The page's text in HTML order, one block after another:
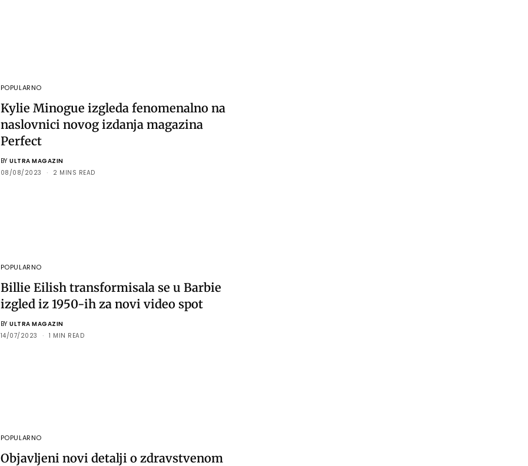
POPULARNO
Kylie Minogue izgleda fenomenalno na
naslovnici novog izdanja magazina
Perfect
BY ULTRA MAGAZIN
08/08/2023
2 MINS READ
POPULARNO
Billie Eilish transformisala se u Barbie
izgled iz 1950-ih za novi video spot
BY ULTRA MAGAZIN
14/07/2023
1 MIN READ
POPULARNO
Objavljeni novi detalji o zdravstvenom